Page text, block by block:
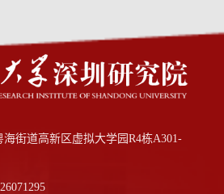
街道高新区虚拟大学园R4栋A301-